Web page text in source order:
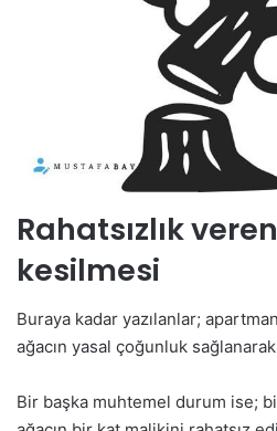
Rahatsızlık
kesilmesi
Buraya kadar yazılanlar;
ağacın yasal çoğunluk
Bir başka muhtemel durum ise;